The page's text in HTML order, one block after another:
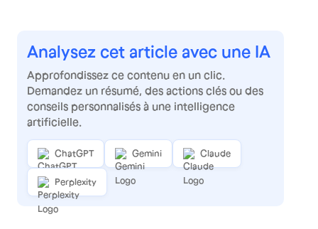
Analysez cet article avec une IA
Approfondissez ce contenu en un clic.
Demandez un résumé, des actions clés ou des
conseils personnalisés à une intelligence
artificielle.
ChatGPT Gemini Claude
Perplexity